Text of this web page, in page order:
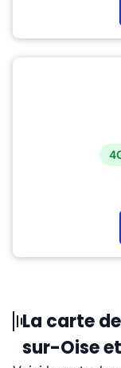
La carte
sur-Oise